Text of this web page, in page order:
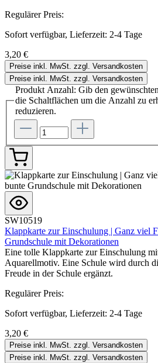
Regulärer Preis:
Sofort verfügbar, Lieferzeit: 2-4 Tage
3,20 €
Preise inkl. MwSt. zzgl. Versandkosten
Preise inkl. MwSt. zzgl. Versandkosten
Produkt Anzahl: Gib den
die Schaltflächen um die Anzahl zu
reduzieren.
SW10519
Klappkarte zur Einschulung | Ganz viel
Grundschule mit Dekorationen
Eine tolle Klappkarte zur Einschulung
Aquarellmotiv. Eine Schule wird durch
Freude in der Schule ergänzt.
Regulärer Preis:
Sofort verfügbar, Lieferzeit: 2-4 Tage
3,20 €
Preise inkl. MwSt. zzgl. Versandkosten
Preise inkl. MwSt. zzgl. Versandkosten